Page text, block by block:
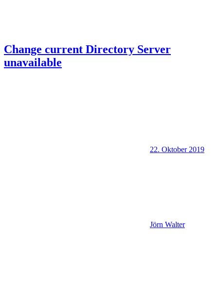
Change current Directory Server
unavailable
22. Oktober 2019
Jörn Walter